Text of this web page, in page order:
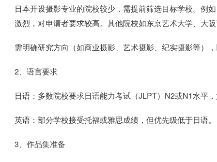
日本开设摄影专业的院校较少，需提前筛选目标学校。例
激烈，对申请者要求较高。其他院校如东京艺术大学、大
需明确研究方向（如商业摄影、艺术摄影、纪实摄影等）
2、语言要求
日语：多数院校要求日语能力考试（JLPT）N2或N1水平
英语：部分学校接受托福或雅思成绩，但优先级低于日语。
3、作品集准备